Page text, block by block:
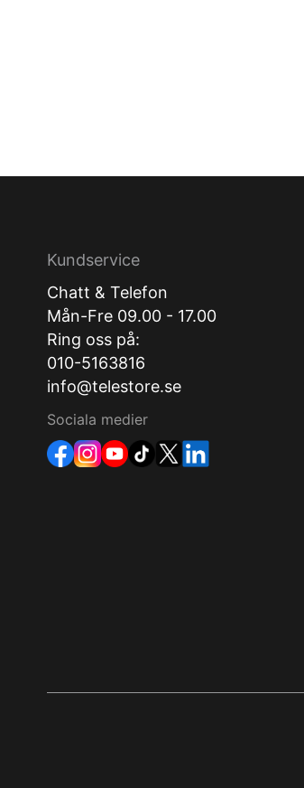
Kundservice
Chatt & Telefon
Mån-Fre 09.00 - 17.00
Ring oss på:
010-5163816
info@telestore.se
Sociala medier